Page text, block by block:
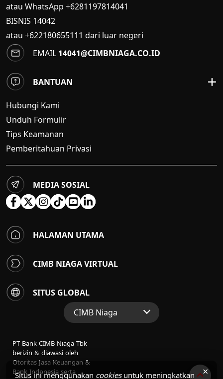
×
Situs ini menggunakan cookiesuntuk meningkatkan
atau WhatsApp +6281197814041
BISNIS 14042
atau +622180655111 dari luar negeri
EMAIL 14041@CIMBNIAGA.CO.ID
BANTUAN
Hubungi Kami
Unduh Formulir
Tips Keamanan
Pemberitahuan Privasi
MEDIA SOSIAL
HALAMAN UTAMA
CIMB NIAGA VIRTUAL
SITUS GLOBAL
CIMB Niaga
Perbankan Konsumen
Perbankan Syariah
PT Bank CIMB Niaga Tbk
berizin & diawasi oleh
Otoritas Jasa Keuangan &
Bank Indonesia serta